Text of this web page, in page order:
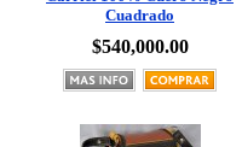
$540,000.00